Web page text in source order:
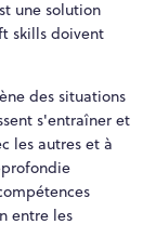
une solution
skills doivent
des situations
s'entraîner et
les autres et à
entre les